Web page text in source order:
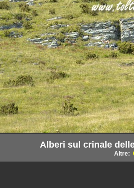
Alberi sul crinale
Altre: